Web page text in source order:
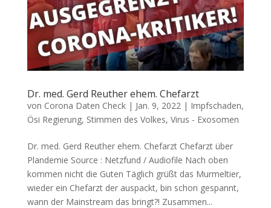
Dr. med. Gerd Reuther ehem. Chefarzt
von Corona Daten Check| Jan. 9, 2022 | Impfschaden,
Ösi Regierung, Stimmen des Volkes, Virus - Exosomen
Dr. med. Gerd Reuther ehem. Chefarzt Chef­arzt über
Plandemie Source : Netz­fund / Audiofile Nach oben
kom­men nicht die Guten Täg­lich grüßt das Mur­mel­tier,
wie­der ein Chef­arzt der aus­packt, bin schon gespannt,
wann der Main­stream das bringt?! Zusam­men...